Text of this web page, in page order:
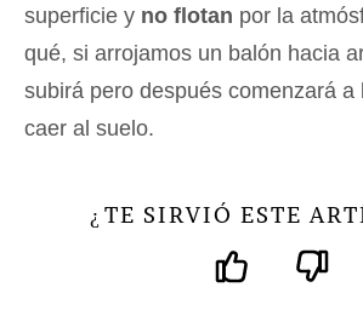
superficie y no flotan por la
qué, si arrojamos un balón hacia
subirá pero después comenzará a
caer al suelo.
¿ TE SIRVIÓ ESTE